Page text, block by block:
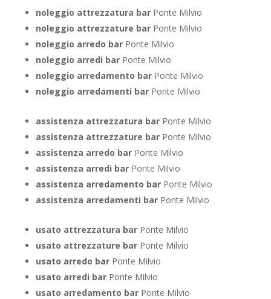
noleggio attrezzatura barPonte Milvio
noleggio attrezzature barPonte Milvio
noleggio arredo barPonte Milvio
noleggio arredi barPonte Milvio
noleggio arredamento barPonte Milvio
noleggio arredamenti barPonte Milvio
assistenza attrezzatura barPonte Milvio
assistenza attrezzature barPonte Milvio
assistenza arredo barPonte Milvio
assistenza arredi barPonte Milvio
assistenza arredamento barPonte Milvio
assistenza arredamenti barPonte Milvio
usato attrezzatura barPonte Milvio
usato attrezzature barPonte Milvio
usato arredo barPonte Milvio
usato arredi barPonte Milvio
usato arredamento barPonte Milvio